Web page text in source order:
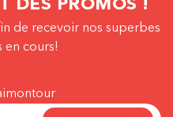
DES PROMOS !
de recevoir nos superbes
en cours!